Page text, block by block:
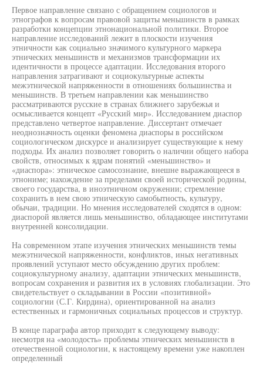
Первое направление связано с обращением социологов и
этнографов к вопросам правовой защиты меньшинств в рамках
разработки концепции этнонациональной политики. Второе
направление исследований лежит в плоскости изучения
этничности как социально значимого культурного маркера
этнических меньшинств и механизмов трансформации их
идентичности в процессе адаптации. Исследования второго
направления затрагивают и социокультурные аспекты
межэтнической напряженности в отношениях большинства и
меньшинств. В третьем направлении как меньшинство
рассматриваются русские в странах ближнего зарубежья и
осмысливается концепт «Русский мир». Исследованием диаспор
представлено четвертое направление. Диссертант отмечает
неоднозначность оценки феномена диаспоры в российском
социологическом дискурсе и анализирует существующие к нему
подходы. Их анализ позволяет говорить о наличии общего набора
свойств, относимых к ядрам понятий «меньшинство» и
«диаспора»: этническое самосознание, внешне выражающееся в
этнониме; нахождение за пределами своей исторической родины,
своего государства, в иноэтничном окружении; стремление
сохранить в нем свою этническую самобытность, культуру,
обычаи, традиции. Но мнения исследователей сходятся в одном:
диаспорой является лишь меньшинство, обладающее институтами
внутренней консолидации.
На современном этапе изучения этнических меньшинств темы
межэтнической напряженности, конфликтов, иных негативных
проявлений уступают место обсуждению других проблем:
социокультурному анализу, адаптации этнических меньшинств,
вопросам сохранения и развития их в условиях глобализации. Это
свидетельствует о складывании в России «позитивной»
социологии (С.Г. Кирдина), ориентированной на анализ
естественных и гармоничных социальных процессов и структур.
В конце параграфа автор приходит к следующему выводу:
несмотря на «молодость» проблемы этнических меньшинств в
отечественной социологии, к настоящему времени уже накоплен
определенный